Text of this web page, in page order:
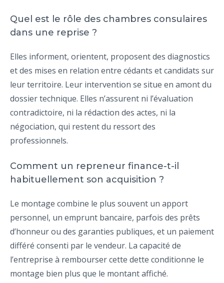
Quel est le rôle des chambres consulaires
dans une reprise ?
Elles informent, orientent, proposent des diagnostics
et des mises en relation entre cédants et candidats sur
leur territoire. Leur intervention se situe en amont du
dossier technique. Elles n’assurent ni l’évaluation
contradictoire, ni la rédaction des actes, ni la
négociation, qui restent du ressort des
professionnels.
Comment un repreneur finance-t-il
habituellement son acquisition ?
Le montage combine le plus souvent un apport
personnel, un emprunt bancaire, parfois des prêts
d’honneur ou des garanties publiques, et un paiement
différé consenti par le vendeur. La capacité de
l’entreprise à rembourser cette dette conditionne le
montage bien plus que le montant affiché.